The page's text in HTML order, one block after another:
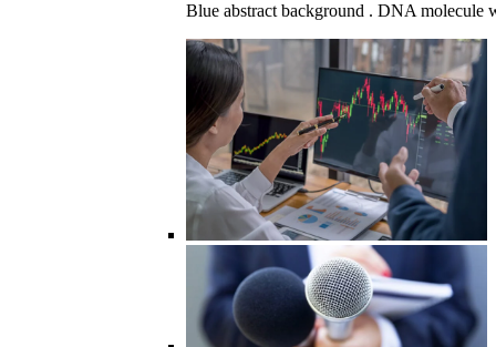
Blue abstract background . DNA molecule